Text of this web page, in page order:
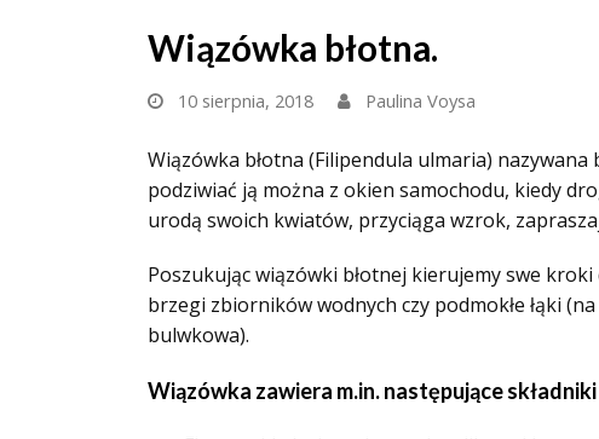
Wiązówka błotna.
10 sierpnia, 2018 Paulina Voysa
Wiązówka błotna (Filipendula ulmaria)
podziwiać ją można z okien samochodu, kiedy
urodą swoich kwiatów, przyciąga wzrok,
Poszukując wiązówki błotnej kierujemy swe
brzegi zbiorników wodnych czy podmokłe łąki
bulwkowa).
Wiązówka zawiera m.in. następujące